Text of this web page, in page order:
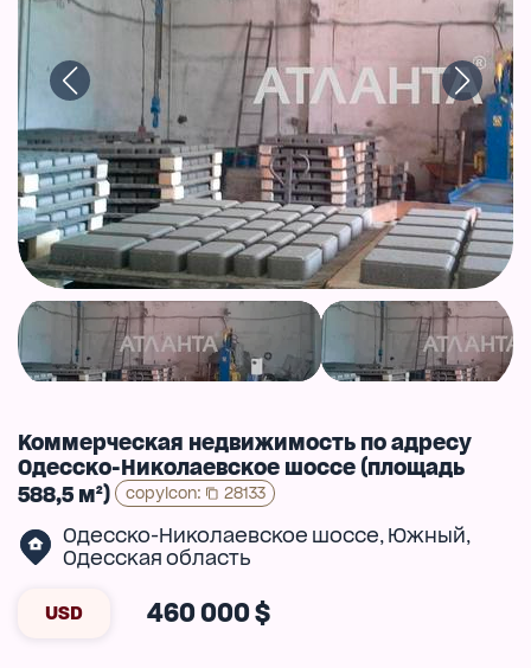
Коммерческая недвижимость по адресу
Одесско-Николаевское шоссе (площадь
588,5 м²)
copyIcon: 28133
Одесско-Николаевское шоссе, Южный,
Одесская область
USD 460 000 $